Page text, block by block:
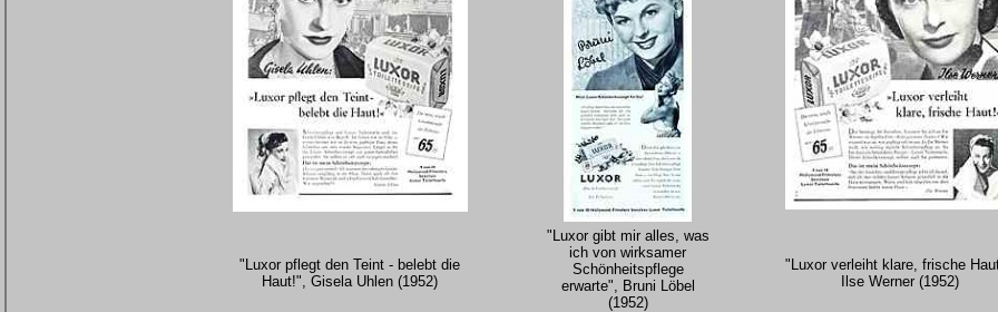
"Luxor pflegt den Teint - belebt die
Haut!", Gisela Uhlen (1952)
"Luxor gibt mir alles, was
ich von wirksamer
Schönheitspflege
erwarte", Bruni Löbel
(1952)
"Luxor verleiht klare, frische
Ilse Werner (1952)